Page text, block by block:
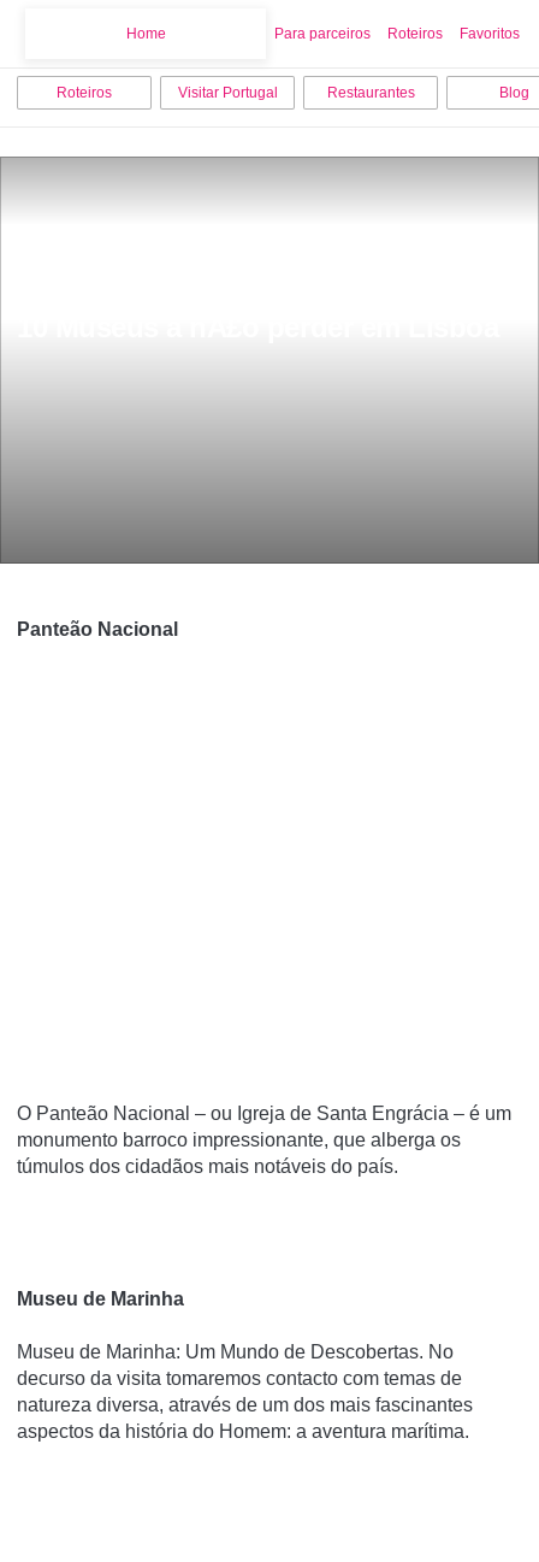
Home Para parceiros Roteiros Favoritos
Roteiros Visitar Portugal Restaurantes Blog
Panteão Nacional
O Panteão Nacional – ou Igreja de Santa Engrácia – é um
monumento barroco impressionante, que alberga os
túmulos dos cidadãos mais notáveis do país.
Museu de Marinha
Museu de Marinha: Um Mundo de Descobertas. No
decurso da visita tomaremos contacto com temas de
natureza diversa, através de um dos mais fascinantes
aspectos da história do Homem: a aventura marítima.